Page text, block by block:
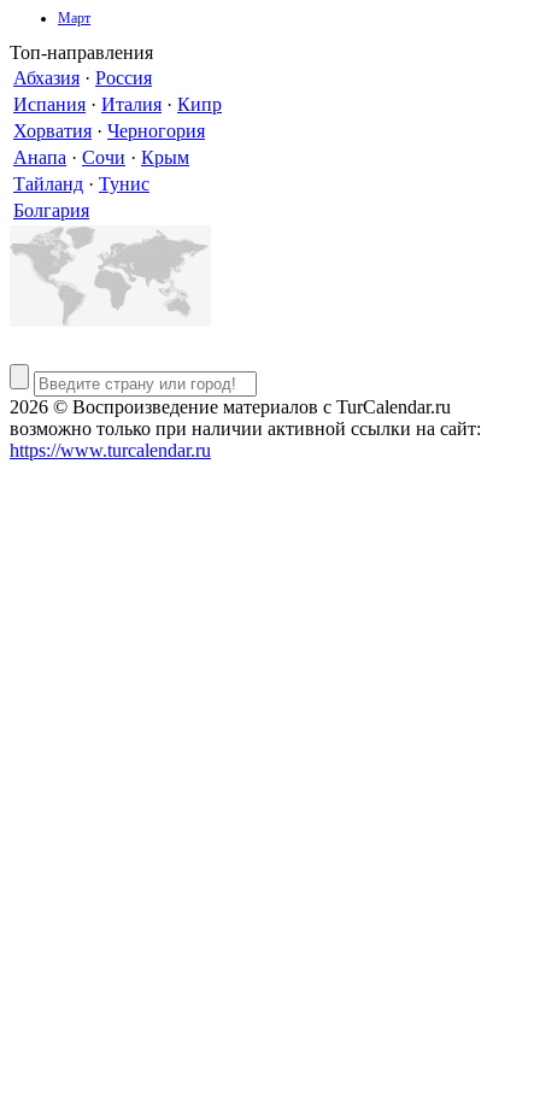
Март
Топ-направления
Абхазия · Россия
Испания · Италия · Кипр
Хорватия · Черногория
Анапа · Сочи · Крым
Тайланд · Тунис
Болгария
2026 © Воспроизведение материалов c TurCalendar.ru
возможно только при наличии активной ссылки на сайт:
https://www.turcalendar.ru